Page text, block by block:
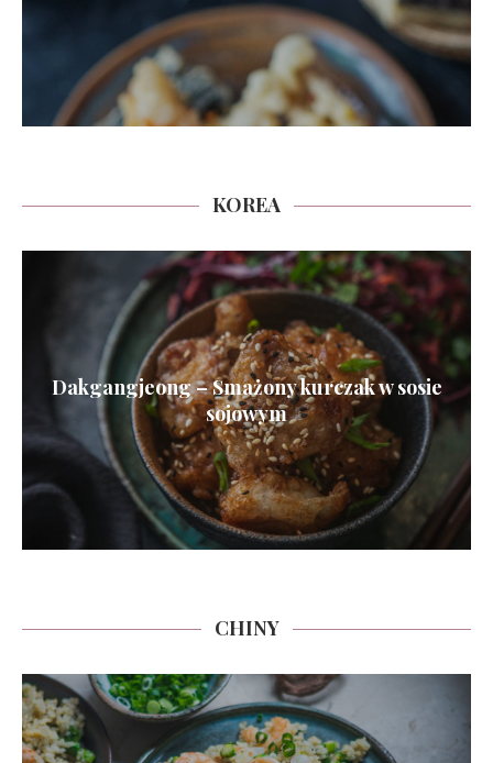
KOREA
Dakgangjeong – Smażony kurczak w sosie
sojowym
CHINY